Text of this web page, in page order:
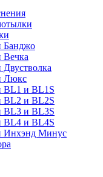
Банджо
Вечка
Двустволка
Люкс
BL1 и BL1S
BL2 и BL2S
BL3 и BL3S
BL4 и BL4S
Инхэнд Минус